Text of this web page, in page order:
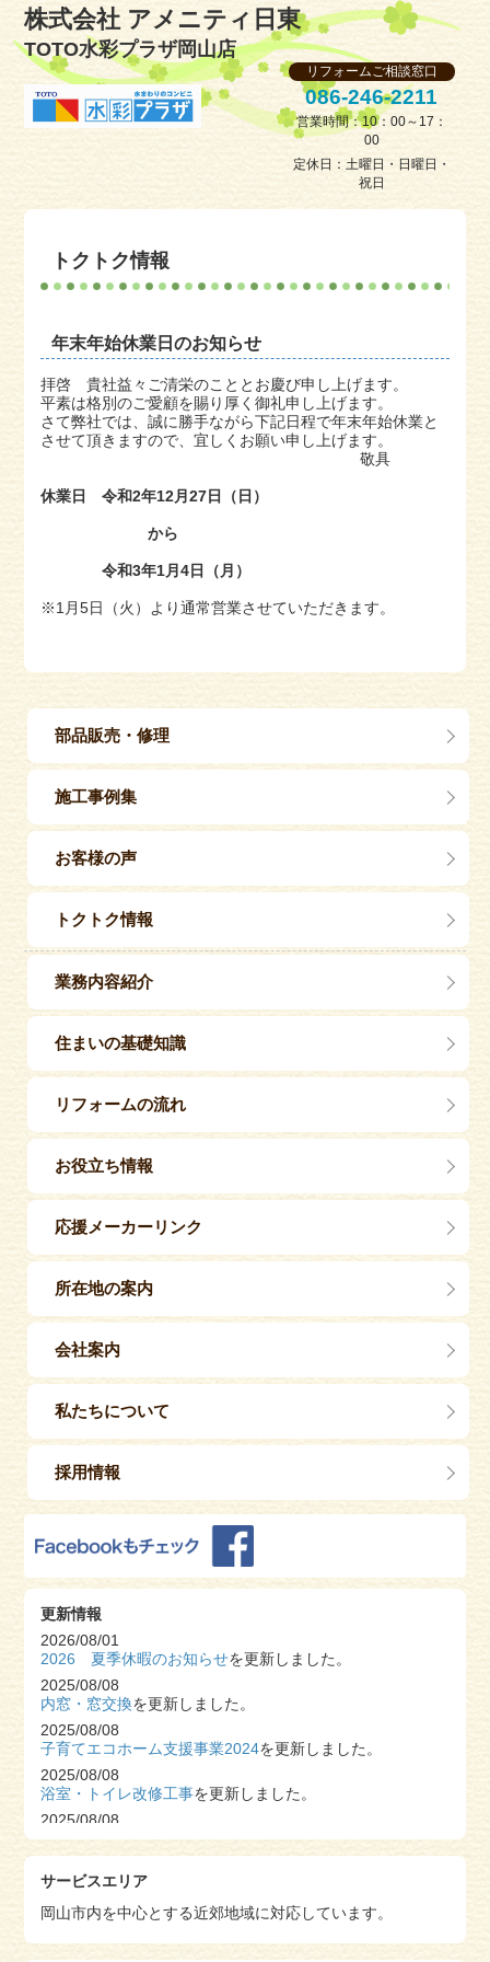
株式会社 アメニティ日東
TOTO水彩プラザ岡山店
リフォームご相談窓口
086-246-2211
営業時間：10：00～17：
00
定休日：土曜日・日曜日・
祝日
トクトク情報
年末年始休業日のお知らせ
拝啓 貴社益々ご清栄のこととお慶び申し上げます。
平素は格別のご愛顧を賜り厚く御礼申し上げます。
さて弊社では、誠に勝手ながら下記日程で年末年始休業と
させて頂きますので、宜しくお願い申し上げます。
敬具
休業日 令和2年12月27日（日）
から
令和3年1月4日（月）
※1月5日（火）より通常営業させていただきます。
部品販売・修理
施工事例集
お客様の声
トクトク情報
業務内容紹介
住まいの基礎知識
リフォームの流れ
お役立ち情報
応援メーカーリンク
所在地の案内
会社案内
私たちについて
採用情報
更新情報
2026/08/01
2026 夏季休暇のお知らせを更新しました。
2025/08/08
内窓・窓交換を更新しました。
2025/08/08
子育てエコホーム支援事業2024を更新しました。
2025/08/08
浴室・トイレ改修工事を更新しました。
2025/08/08
S様邸 システムキッチン改修工事を更新しました。
2025 夏季休暇のお知らせ
2025/06/13
2024/12/23
サービスエリア
岡山市内を中心とする近郊地域に対応しています。